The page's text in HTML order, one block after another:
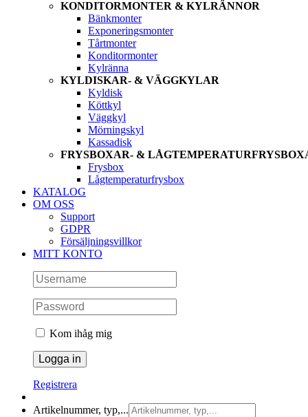
KONDITORMONTER & KYLRÄNNOR
Bänkmonter
Exponeringsmonter
Tårtmonter
Konditormonter
Kylränna
KYLDISKAR- & VÄGGKYLAR
Kyldisk
Köttkyl
Väggkyl
Mörningskyl
Kassadisk
FRYSBOXAR- &
Frysbox
Lågtemperaturfrysbox
KATALOG
OM OSS
Support
GDPR
Försäljningsvillkor
MITT KONTO
Kom ihåg mig
Registrera
Artikelnummer, typ,...